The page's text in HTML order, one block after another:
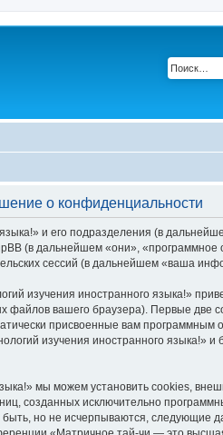
о конфиденциальности
и его подразделения (в
(в дальнейшем «они», «программное
сессий (в дальнейшем «ваша
изучения иностранного языка!»
вашего браузера). Первые две
присвоенные вам программным
изучения иностранного языка!» и
мы можем установить cookies,
созданных исключительно
но не исчерпываются, следующие